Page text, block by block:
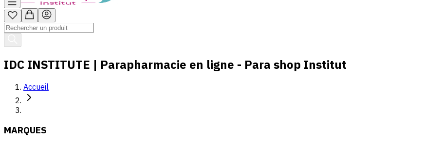
IDC INSTITUTE | Parapharmacie en ligne - Para shop Institut
Accueil
MARQUES